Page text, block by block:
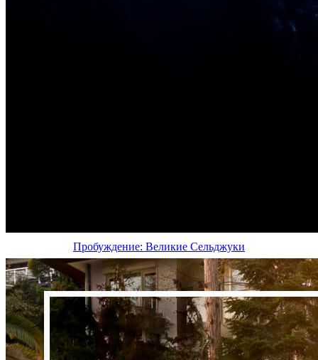
Пробуждение: Великие Сельджуки